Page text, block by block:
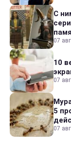
С
07
10
07
5
07